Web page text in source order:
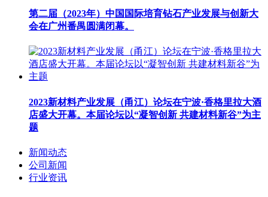
第二届（2023年）中国国际培育钻石产业发展与创新大
会在广州番禺圆满闭幕。
2023新材料产业发展（甬江）论坛在宁波·香格里拉大酒
店盛大开幕。本届论坛以“凝智创新 共建材料新谷”为主
题
新闻动态
公司新闻
行业资讯